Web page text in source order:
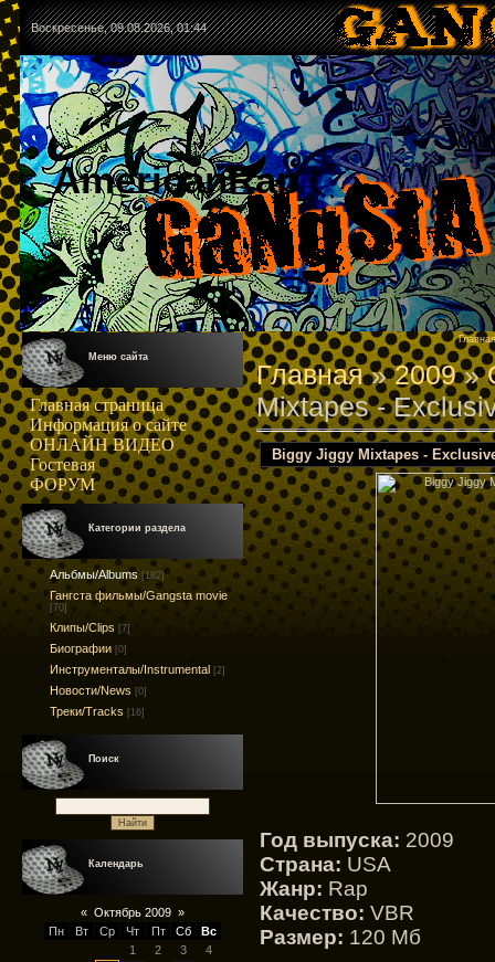
Воскресенье, 09.08.2026, 01:44
AmericanRap
Меню сайта
Главная страница
Информация о сайте
ОНЛАЙН ВИДЕО
Гостевая
ФОРУМ
Категории раздела
Альбмы/Albums [182]
Гангста фильмы/Gangsta movie
[70]
Клипы/Clips [7]
Биографии [0]
Инструменталы/Instrumental [2]
Новости/News [0]
Треки/Tracks [16]
Поиск
Календарь
« Октябрь 2009 »
Пн
Вт Ср Чт Пт Сб
Вс
1
2 3
4
Главная
Главная»2009 »
Mixtapes -
Biggy Jiggy Mixtapes -
Год выпуска: 2009
Страна: USA
Жанр: Rap
Качество: VBR
Размер: 120 Mб